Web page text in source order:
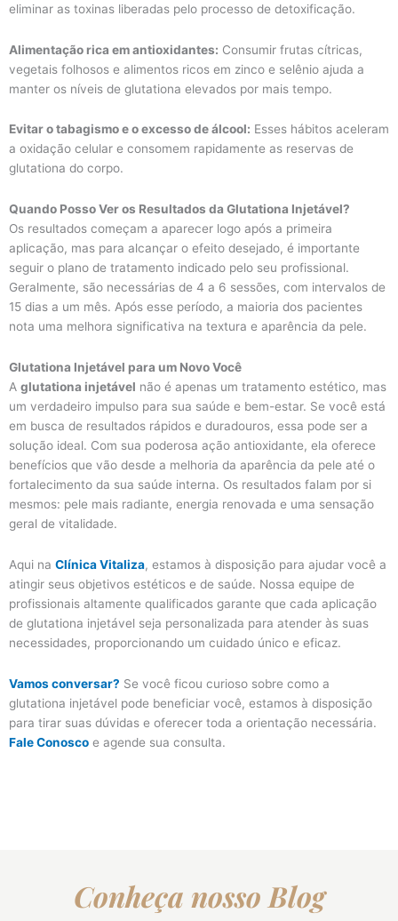
eliminar as toxinas liberadas pelo processo de detoxificação.
Alimentação rica em antioxidantes: Consumir frutas cítricas,
vegetais folhosos e alimentos ricos em zinco e selênio ajuda a
manter os níveis de glutationa elevados por mais tempo.
Evitar o tabagismo e o excesso de álcool: Esses hábitos aceleram
a oxidação celular e consomem rapidamente as reservas de
glutationa do corpo.
Quando Posso Ver os Resultados da Glutationa Injetável?
Os resultados começam a aparecer logo após a primeira
aplicação, mas para alcançar o efeito desejado, é importante
seguir o plano de tratamento indicado pelo seu profissional.
Geralmente, são necessárias de 4 a 6 sessões, com intervalos de
15 dias a um mês. Após esse período, a maioria dos pacientes
nota uma melhora significativa na textura e aparência da pele.
Glutationa Injetável para um Novo Você
A glutationa injetável não é apenas um tratamento estético, mas
um verdadeiro impulso para sua saúde e bem-estar. Se você está
em busca de resultados rápidos e duradouros, essa pode ser a
solução ideal. Com sua poderosa ação antioxidante, ela oferece
benefícios que vão desde a melhoria da aparência da pele até o
fortalecimento da sua saúde interna. Os resultados falam por si
mesmos: pele mais radiante, energia renovada e uma sensação
geral de vitalidade.
Aqui na Clínica Vitaliza, estamos à disposição para ajudar você a
atingir seus objetivos estéticos e de saúde. Nossa equipe de
profissionais altamente qualificados garante que cada aplicação
de glutationa injetável seja personalizada para atender às suas
necessidades, proporcionando um cuidado único e eficaz.
Vamos conversar? Se você ficou curioso sobre como a
glutationa injetável pode beneficiar você, estamos à disposição
para tirar suas dúvidas e oferecer toda a orientação necessária.
Fale Conosco e agende sua consulta.
Conheça nosso Blog